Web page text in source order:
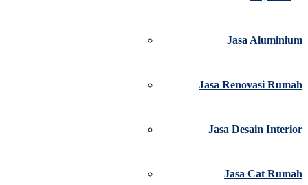
Jasa Aluminium
Jasa Renovasi Rumah
Jasa Desain Interior
Jasa Cat Rumah